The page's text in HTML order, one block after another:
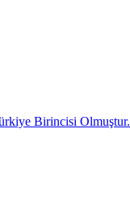
Birincisi Olmuştur.